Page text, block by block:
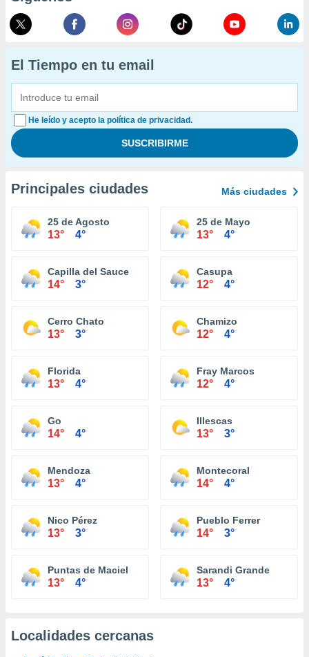
El Tiempo en tu email
He leído y acepto la política de privacidad.
Principales ciudades Más ciudades
25 de Agosto
13° 4°
25 de Mayo
13° 4°
Capilla del Sauce
14° 3°
Casupa
12° 4°
Cerro Chato
13° 3°
Chamizo
12° 4°
Florida
13° 4°
Fray Marcos
12° 4°
Go
14° 4°
Illescas
13° 3°
Mendoza
13° 4°
Montecoral
14° 4°
Nico Pérez
13° 3°
Pueblo Ferrer
14° 3°
Puntas de Maciel
13° 4°
Sarandi Grande
13° 4°
Localidades cercanas